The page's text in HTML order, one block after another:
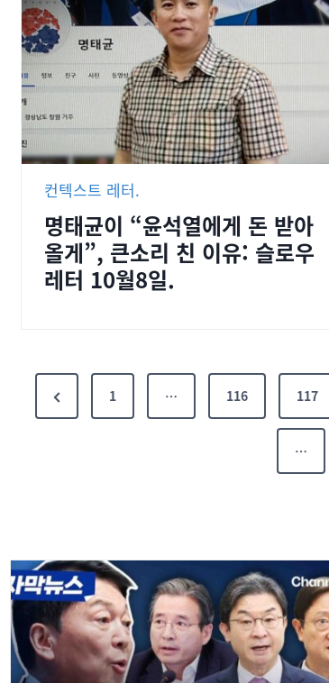
컨텍스트 레터.
명태균이 “윤석열에게 돈 받아
올게”, 큰소리 친 이유: 슬로우
레터 10월8일.
1 … 116 117
…